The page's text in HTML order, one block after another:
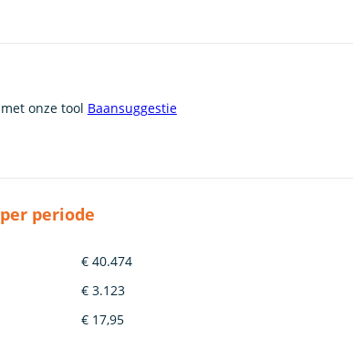
onze tool Baansuggestie
periode
€ 40.474
€ 3.123
€ 17,95